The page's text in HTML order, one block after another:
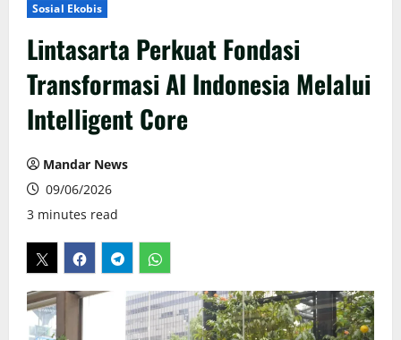
Sosial Ekobis
Lintasarta Perkuat Fondasi
Transformasi AI Indonesia Melalui
Intelligent Core
Mandar News
09/06/2026
3 minutes read